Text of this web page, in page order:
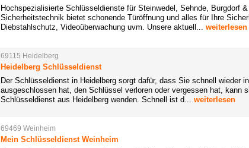
Hochspezialisierte Schlüsseldienste für Steinwedel, Sehnde, Burgdorf
Sicherheitstechnik bietet schonende Türöffnung und alles für Ihre
Diebstahlschutz, Videoüberwachung uvm. Unsere aktuell... weiterlesen
69115 Heidelberg
Heidelberg Schlüsseldienst
Der Schlüsseldienst in Heidelberg sorgt dafür, dass Sie schnell wieder
ausgeschlossen hat, den Schlüssel verloren oder vergessen hat, kann
Schlüsseldienst aus Heidelberg wenden. Schnell ist d... weiterlesen
69469 Weinheim
Mein Schlüsseldienst Weinheim